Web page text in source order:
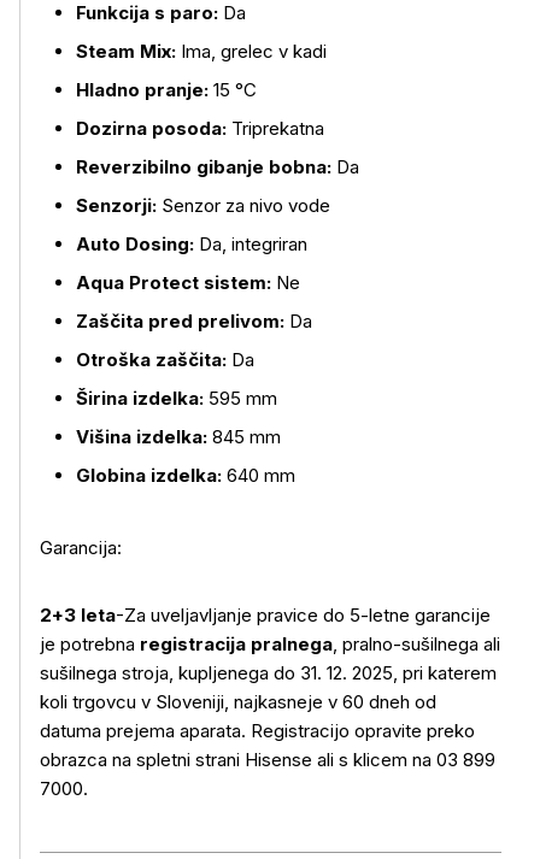
Funkcija s paro: Da
Steam Mix: Ima, grelec v kadi
Hladno pranje: 15 °C
Dozirna posoda: Triprekatna
Reverzibilno gibanje bobna: Da
Senzorji: Senzor za nivo vode
Auto Dosing: Da, integriran
Aqua Protect sistem: Ne
Zaščita pred prelivom: Da
Otroška zaščita: Da
Širina izdelka: 595 mm
Višina izdelka: 845 mm
Globina izdelka: 640 mm
Garancija:
2+3 leta-Za uveljavljanje pravice do 5-letne garancije
je potrebna registracija pralnega, pralno-sušilnega ali
sušilnega stroja, kupljenega do 31. 12. 2025, pri katerem
koli trgovcu v Sloveniji, najkasneje v 60 dneh od
datuma prejema aparata. Registracijo opravite preko
obrazca na spletni strani Hisense ali s klicem na 03 899
7000.